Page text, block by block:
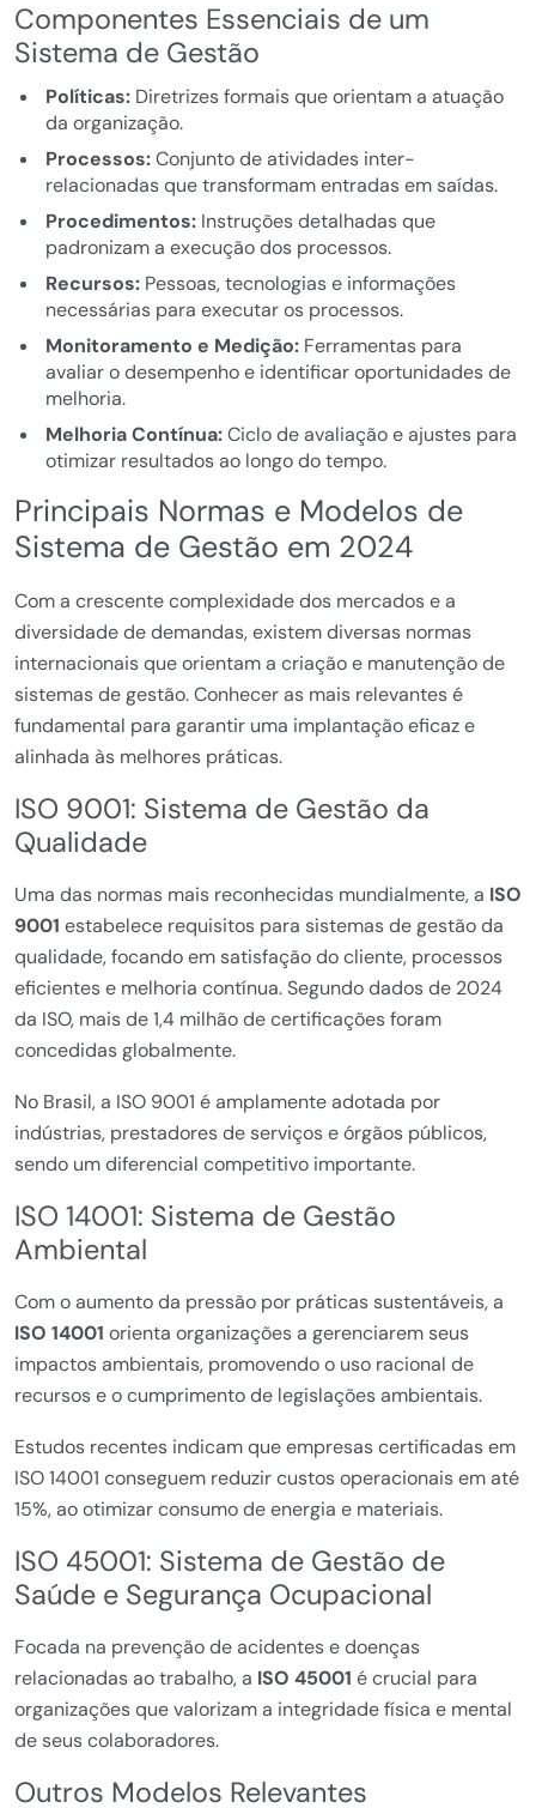
Componentes Essenciais de um
Sistema de Gestão
Políticas:Diretrizes formais que orientam a atuação
da organização.
Processos:Conjunto de atividades inter-
relacionadas que transformam entradas em saídas.
Procedimentos:Instruções detalhadas que
padronizam a execução dos processos.
Recursos:Pessoas, tecnologias e informações
necessárias para executar os processos.
Monitoramento e Medição:Ferramentas para
avaliar o desempenho e identificar oportunidades de
melhoria.
Melhoria Contínua:Ciclo de avaliação e ajustes para
otimizar resultados ao longo do tempo.
Principais Normas e Modelos de
Sistema de Gestão em 2024
Com a crescente complexidade dos mercados e a
diversidade de demandas, existem diversas normas
internacionais que orientam a criação e manutenção de
sistemas de gestão. Conhecer as mais relevantes é
fundamental para garantir uma implantação eficaz e
alinhada às melhores práticas.
ISO 9001: Sistema de Gestão da
Qualidade
Uma das normas mais reconhecidas mundialmente, a ISO
9001 estabelece requisitos para sistemas de gestão da
qualidade, focando em satisfação do cliente, processos
eficientes e melhoria contínua. Segundo dados de 2024
da ISO, mais de 1,4 milhão de certificações foram
concedidas globalmente.
No Brasil, a ISO 9001 é amplamente adotada por
indústrias, prestadores de serviços e órgãos públicos,
sendo um diferencial competitivo importante.
ISO 14001: Sistema de Gestão
Ambiental
Com o aumento da pressão por práticas sustentáveis, a
ISO 14001 orienta organizações a gerenciarem seus
impactos ambientais, promovendo o uso racional de
recursos e o cumprimento de legislações ambientais.
Estudos recentes indicam que empresas certificadas em
ISO 14001 conseguem reduzir custos operacionais em até
15%, ao otimizar consumo de energia e materiais.
ISO 45001: Sistema de Gestão de
Saúde e Segurança Ocupacional
Focada na prevenção de acidentes e doenças
relacionadas ao trabalho, a ISO 45001 é crucial para
organizações que valorizam a integridade física e mental
de seus colaboradores.
Outros Modelos Relevantes